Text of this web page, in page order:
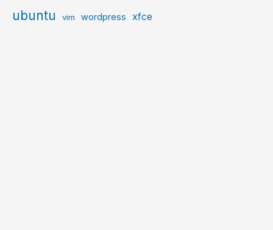
ubuntu vim wordpress xfce